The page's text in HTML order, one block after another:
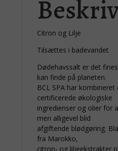
Citron og Lilje
Tilsættes i badevandet
Dødehavssalt er det
kan finde på planeten.
BCL SPA har
certificerede økologiske
ingredienser og olier for
men alligevel blid
afgiftende blødgøring.
fra Marokko,
citron- og liljeekstrakter